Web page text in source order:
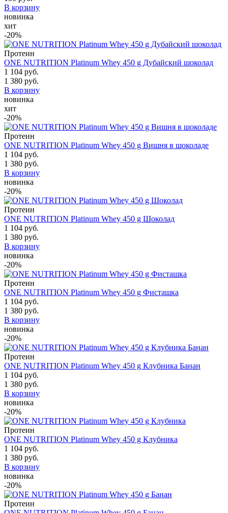
В корзину
новинка
хит
-20%
Протеин
ONE NUTRITION Platinum Whey 450 g Дубайский шоколад
1 104 руб.
1 380 руб.
В корзину
новинка
хит
-20%
Протеин
ONE NUTRITION Platinum Whey 450 g Вишня в шоколаде
1 104 руб.
1 380 руб.
В корзину
новинка
-20%
Протеин
ONE NUTRITION Platinum Whey 450 g Шоколад
1 104 руб.
1 380 руб.
В корзину
новинка
-20%
Протеин
ONE NUTRITION Platinum Whey 450 g Фисташка
1 104 руб.
1 380 руб.
В корзину
новинка
-20%
Протеин
ONE NUTRITION Platinum Whey 450 g Клубника Банан
1 104 руб.
1 380 руб.
В корзину
новинка
-20%
Протеин
ONE NUTRITION Platinum Whey 450 g Клубника
1 104 руб.
1 380 руб.
В корзину
новинка
-20%
Протеин